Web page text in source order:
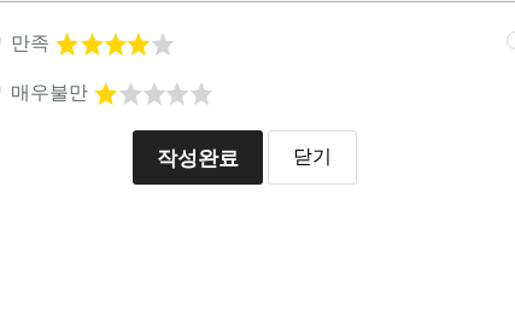
만족
매우불만
작성완료 닫기